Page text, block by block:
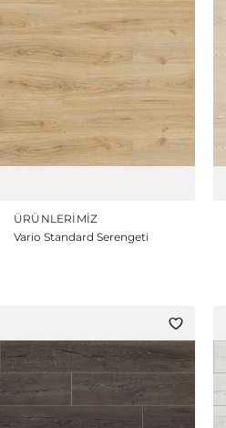
ÜRÜNLERIMIZ
Vario Standard Serengeti